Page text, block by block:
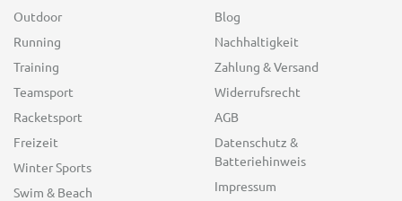
Outdoor
Running
Training
Teamsport
Racketsport
Freizeit
Winter Sports
Swim & Beach
Blog
Nachhaltigkeit
Zahlung & Versand
Widerrufsrecht
AGB
Datenschutz &
Batteriehinweis
Impressum